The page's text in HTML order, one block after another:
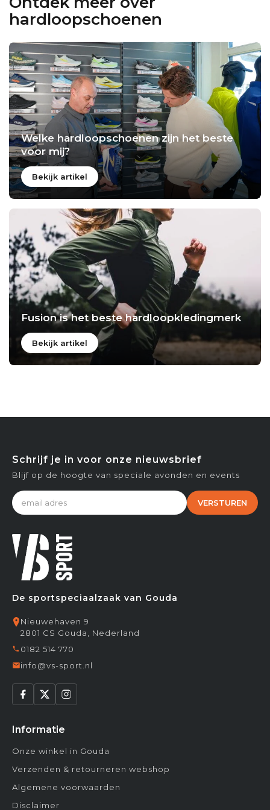
hardloopschoenen
Welke hardloopschoenen zijn het beste
voor mij?
Bekijk artikel
Fusion is het beste hardloopkledingmerk
Bekijk artikel
De sportspeciaalzaak van Gouda
Nieuwehaven 9
2801 CS Gouda, Nederland
0182 514 770
info@vs-sport.nl
Informatie
Onze winkel in Gouda
Verzenden & retourneren webshop
Algemene voorwaarden
Disclaimer
Schrijf je in voor onze nieuwsbrief
Blijf op de hoogte van speciale avonden en events
VERSTUREN